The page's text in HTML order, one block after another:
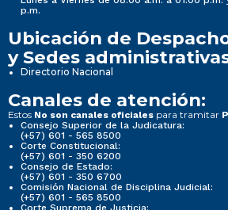
p.m.
Ubicación de
y Sedes
Directorio Nacional
Canales de atención:
Estos No son canales oficiales para tramitar
Consejo Superior de la Judicatura:
(+57) 601 - 565 8500
Corte Constitucional:
(+57) 601 - 350 6200
Consejo de Estado:
(+57) 601 - 350 6700
Comisión Nacional de Disciplina Judicial:
(+57) 601 - 565 8500
Corte Suprema de Justicia: